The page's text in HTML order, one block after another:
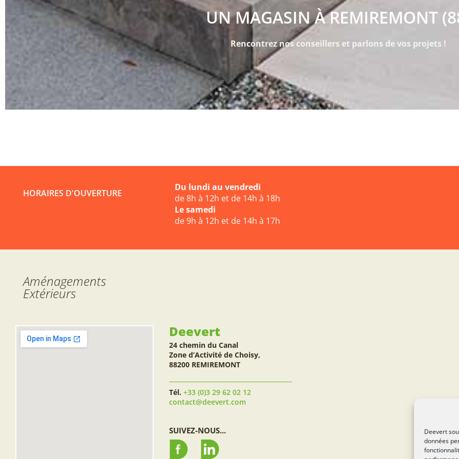
Deevert
données
UN MAGASIN À REMIREMONT
Rencontrez nos conseillers et parlons de vos projets !
HORAIRES D'OUVERTURE
Du lundi au vendredi
de 8h à 12h et de 14h à 18h
Le samedi
de 9h à 12h et de 14h à 17h
Aménagements
Extérieurs
Deevert
24 chemin du Canal
Zone d’Activité de Choisy,
88200 REMIREMONT
Tél. +33 (0)3 29 62 02 12
contact@deevert.com
SUIVEZ-NOUS...